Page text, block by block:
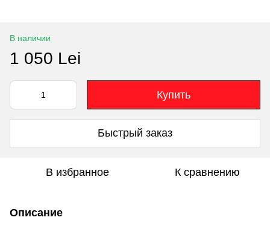
В наличии
1 050 Lei
Купить
Быстрый заказ
В избранное К сравнению
Описание